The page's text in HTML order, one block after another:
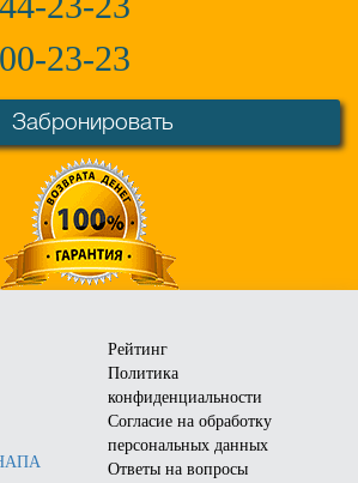
30-лет
41
руб.
Цена от:4750руб.
23-23
Забронировать
Рейтинг
Политика
конфиденциальности
Согласие на обработку
персональных данных
Ответы на вопросы